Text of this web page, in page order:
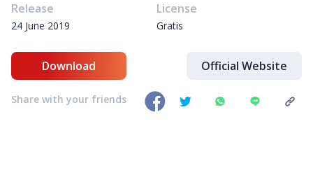
Release
24 June 2019
License
Gratis
Download Official Website
Share with your friends